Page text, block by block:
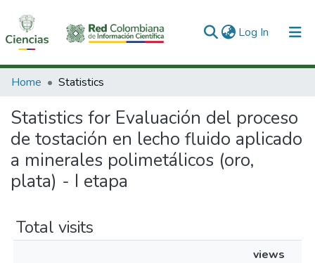
Log In (current)
Communities & Collections
All of DSpace
Home Statistics
Statistics for Evaluación del proceso
de tostación en lecho fluido aplicado
a minerales polimetálicos (oro,
plata) - I etapa
Total visits
views